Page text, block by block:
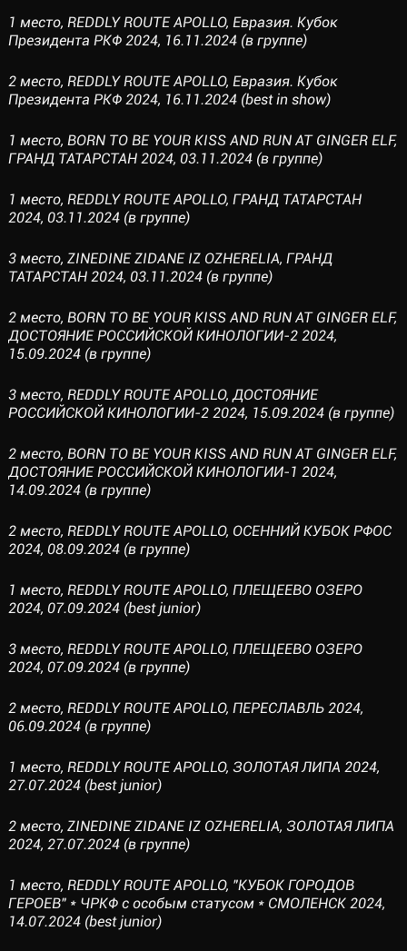
1 место, REDDLY ROUTE APOLLO, Евразия. Кубок
Президента РКФ 2024, 16.11.2024 (в группе)
2 место, REDDLY ROUTE APOLLO, Евразия. Кубок
Президента РКФ 2024, 16.11.2024 (best in show)
1 место, BORN TO BE YOUR KISS AND RUN AT GINGER ELF,
ГРАНД ТАТАРСТАН 2024, 03.11.2024 (в группе)
1 место, REDDLY ROUTE APOLLO, ГРАНД ТАТАРСТАН
2024, 03.11.2024 (в группе)
3 место, ZINEDINE ZIDANE IZ OZHERELIA, ГРАНД
ТАТАРСТАН 2024, 03.11.2024 (в группе)
2 место, BORN TO BE YOUR KISS AND RUN AT GINGER ELF,
ДОСТОЯНИЕ РОССИЙСКОЙ КИНОЛОГИИ-2 2024,
15.09.2024 (в группе)
3 место, REDDLY ROUTE APOLLO, ДОСТОЯНИЕ
РОССИЙСКОЙ КИНОЛОГИИ-2 2024, 15.09.2024 (в группе)
2 место, BORN TO BE YOUR KISS AND RUN AT GINGER ELF,
ДОСТОЯНИЕ РОССИЙСКОЙ КИНОЛОГИИ-1 2024,
14.09.2024 (в группе)
2 место, REDDLY ROUTE APOLLO, ОСЕННИЙ КУБОК РФОС
2024, 08.09.2024 (в группе)
1 место, REDDLY ROUTE APOLLO, ПЛЕЩЕЕВО ОЗЕРО
2024, 07.09.2024 (best junior)
3 место, REDDLY ROUTE APOLLO, ПЛЕЩЕЕВО ОЗЕРО
2024, 07.09.2024 (в группе)
2 место, REDDLY ROUTE APOLLO, ПЕРЕСЛАВЛЬ 2024,
06.09.2024 (в группе)
1 место, REDDLY ROUTE APOLLO, ЗОЛОТАЯ ЛИПА 2024,
27.07.2024 (best junior)
2 место, ZINEDINE ZIDANE IZ OZHERELIA, ЗОЛОТАЯ ЛИПА
2024, 27.07.2024 (в группе)
1 место, REDDLY ROUTE APOLLO, "КУБОК ГОРОДОВ
ГЕРОЕВ" * ЧРКФ с особым статусом * СМОЛЕНСК 2024,
14.07.2024 (best junior)